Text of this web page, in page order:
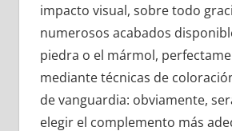
impacto visual, sobre todo
numerosos acabados
piedra o el mármol,
mediante técnicas de
de vanguardia: obviamente,
elegir el complemento más